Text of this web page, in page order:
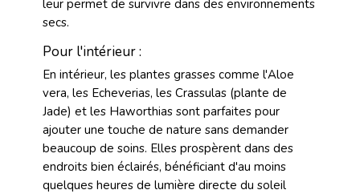
leur permet de survivre dans des environnements
secs.
Pour l'intérieur :
En intérieur, les plantes grasses comme l'Aloe
vera, les Echeverias, les Crassulas (plante de
Jade) et les Haworthias sont parfaites pour
ajouter une touche de nature sans demander
beaucoup de soins. Elles prospèrent dans des
endroits bien éclairés, bénéficiant d'au moins
quelques heures de lumière directe du soleil